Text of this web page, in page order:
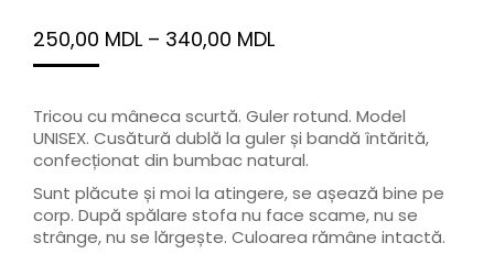
250,00 MDL – 340,00 MDL
Tricou cu mâneca scurtă. Guler rotund. Model
UNISEX. Cusătură dublă la guler și bandă întărită,
confecționat din bumbac natural.
Sunt plăcute și moi la atingere, se așează bine pe
corp. După spălare stofa nu face scame, nu se
strânge, nu se lărgește. Culoarea rămâne intactă.